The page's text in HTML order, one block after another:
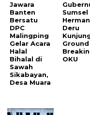
Jawara
Banten
Bersatu
DPC
Malingping
Gelar Acara
Halal
Bihalal di
Sawah
Sikabayan,
Desa Muara
Sumsel
Herman
Deru
Ground
OKU